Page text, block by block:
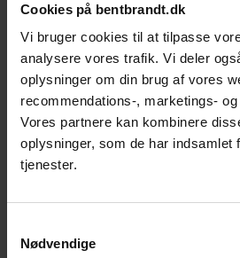
Cookies på bentbrandt.dk
Vi bruger cookies til at tilpasse
analysere vores trafik. Vi deler
oplysninger om din brug af vores
recommendations-, marketings-
Vores partnere kan kombinere
oplysninger, som de har indsamlet
tjenester.
Nødvendige
Hovmand Impact løftevogn
70L
Varenr: 85031601